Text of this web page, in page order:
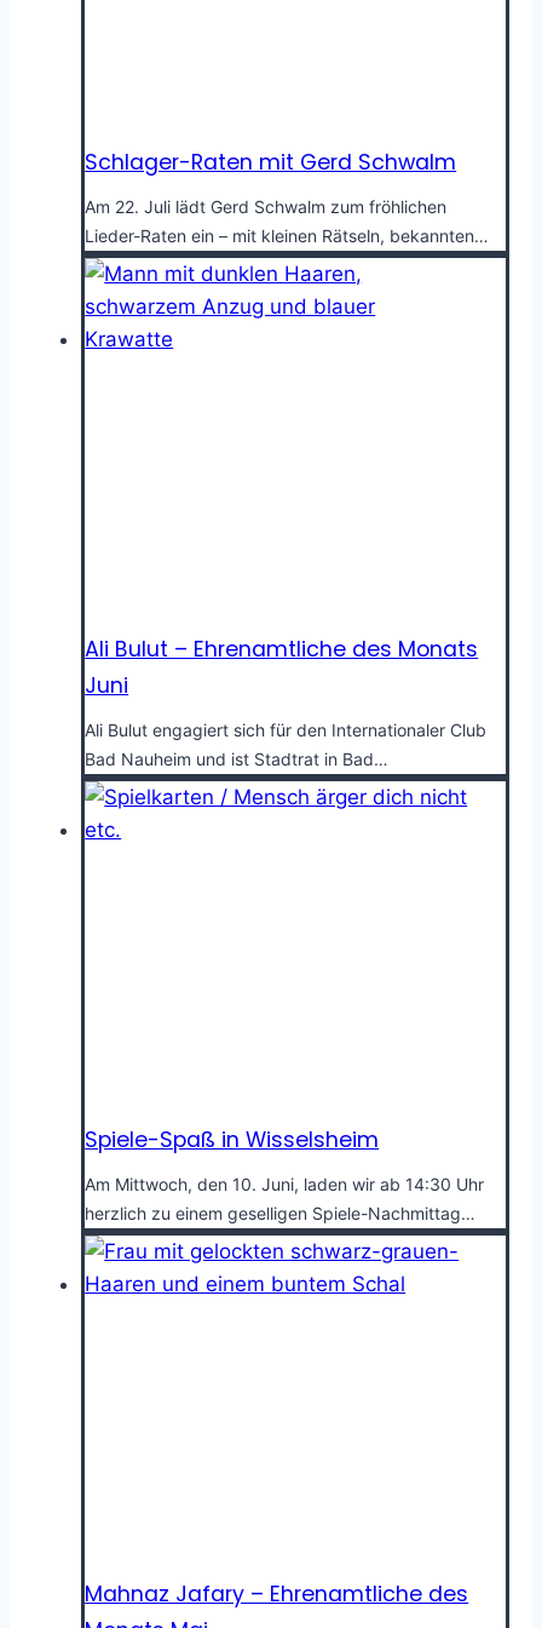
Schlager-Raten mit Gerd Schwalm
Am 22. Juli lädt Gerd Schwalm zum fröhlichen
Lieder-Raten ein – mit kleinen Rätseln, bekannten…
Ali Bulut – Ehrenamtliche des Monats
Juni
Ali Bulut engagiert sich für den Internationaler Club
Bad Nauheim und ist Stadtrat in Bad…
Spiele-Spaß in Wisselsheim
Am Mittwoch, den 10. Juni, laden wir ab 14:30 Uhr
herzlich zu einem geselligen Spiele-Nachmittag…
Mahnaz Jafary – Ehrenamtliche des